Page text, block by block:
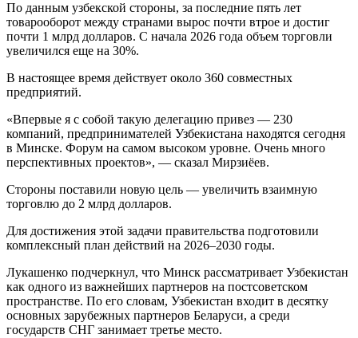
По данным узбекской стороны, за последние пять лет
товарооборот между странами вырос почти втрое и достиг
почти 1 млрд долларов. С начала 2026 года объем торговли
увеличился еще на 30%.
В настоящее время действует около 360 совместных
предприятий.
«Впервые я с собой такую делегацию привез — 230
компаний, предпринимателей Узбекистана находятся сегодня
в Минске. Форум на самом высоком уровне. Очень много
перспективных проектов», — сказал Мирзиёев.
Стороны поставили новую цель — увеличить взаимную
торговлю до 2 млрд долларов.
Для достижения этой задачи правительства подготовили
комплексный план действий на 2026–2030 годы.
Лукашенко подчеркнул, что Минск рассматривает Узбекистан
как одного из важнейших партнеров на постсоветском
пространстве. По его словам, Узбекистан входит в десятку
основных зарубежных партнеров Беларуси, а среди
государств СНГ занимает третье место.